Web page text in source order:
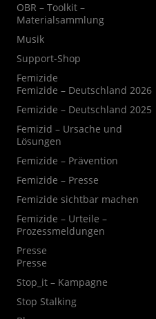
OBR – Toolkit –
Materialsammlung
Musik
Support-Shop
Femizide
Femizide – Deutschland 2026
Femizide – Deutschland 2025
Femizid – Ursache und
Lösungen
Femizide – Prävention
Femizide – Presse
Femizide sichtbar machen
Femizide – Urteile –
Prozessmeldungen
Presse
Presse
Stop_it – Kampagne
Stop Stalking